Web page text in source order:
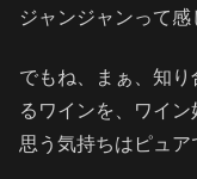
ジャンジャンって感
でもね、まぁ、知
るワインを、ワイ
思う気持ちはピュア